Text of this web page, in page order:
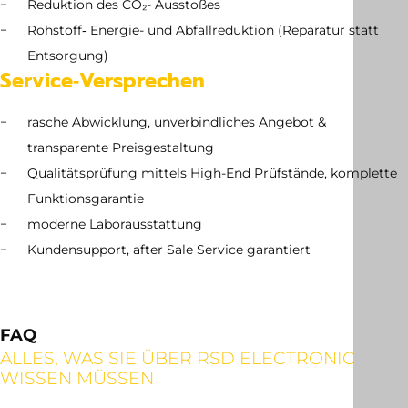
Reduktion des CO₂- Ausstoßes
Rohstoff‑ Energie- und Abfallreduktion (Reparatur statt
Entsorgung)
Service‑Versprechen
rasche Abwicklung, unverbindliches Angebot &
transparente Preisgestaltung
Qualitätsprüfung mittels High-End Prüfstände, komplette
Funktionsgarantie
moderne Laborausstattung
Kundensupport, after Sale Service garantiert
FAQ
ALLES, WAS SIE ÜBER RSD ELECTRONIC
WISSEN MÜSSEN